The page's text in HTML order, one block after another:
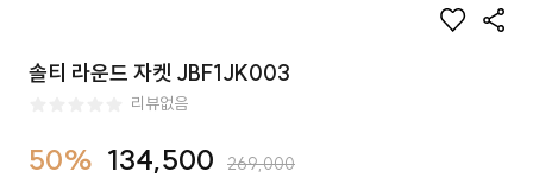
솔티 라운드 자켓 JBF1JK003
리뷰없음
50% 134,500 269,000